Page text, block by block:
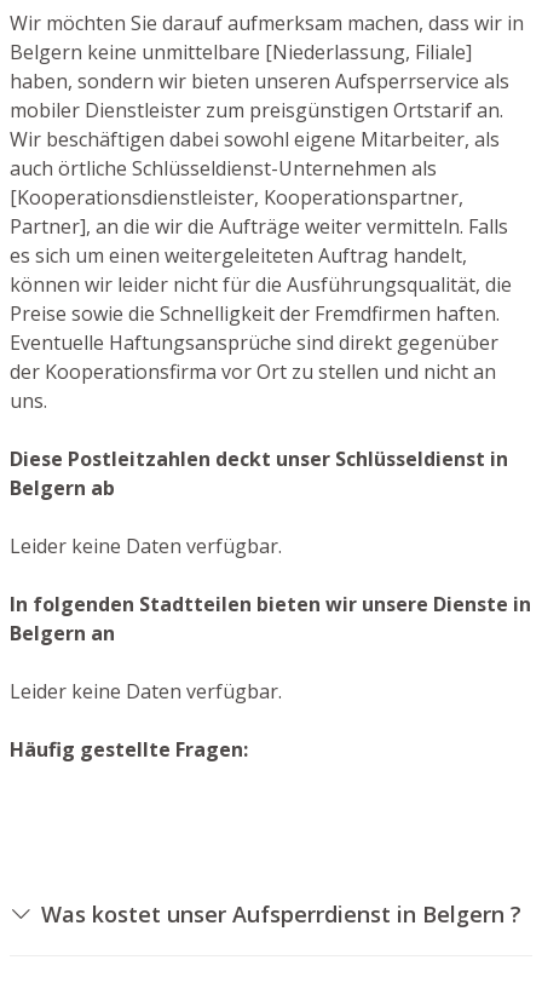
Wir möchten Sie darauf aufmerksam machen, dass wir in
Belgern keine unmittelbare [Niederlassung, Filiale]
haben, sondern wir bieten unseren Aufsperrservice als
mobiler Dienstleister zum preisgünstigen Ortstarif an.
Wir beschäftigen dabei sowohl eigene Mitarbeiter, als
auch örtliche Schlüsseldienst-Unternehmen als
[Kooperationsdienstleister, Kooperationspartner,
Partner], an die wir die Aufträge weiter vermitteln. Falls
es sich um einen weitergeleiteten Auftrag handelt,
können wir leider nicht für die Ausführungsqualität, die
Preise sowie die Schnelligkeit der Fremdfirmen haften.
Eventuelle Haftungsansprüche sind direkt gegenüber
der Kooperationsfirma vor Ort zu stellen und nicht an
uns.
Diese Postleitzahlen deckt unser Schlüsseldienst in
Belgern ab
Leider keine Daten verfügbar.
In folgenden Stadtteilen bieten wir unsere Dienste in
Belgern an
Leider keine Daten verfügbar.
Häufig gestellte Fragen:
Was kostet unser Aufsperrdienst in Belgern ?